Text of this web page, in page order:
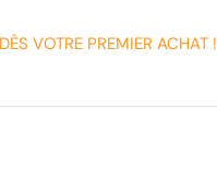
VOTRE PREMIER ACHAT !